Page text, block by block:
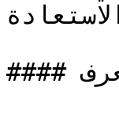
الاستعادة
#### الخطوة 4: إعداد معرف Apple